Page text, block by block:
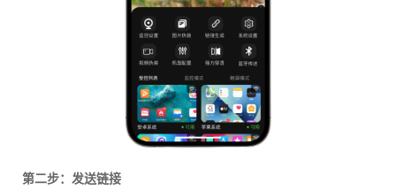
第二步：发送链接